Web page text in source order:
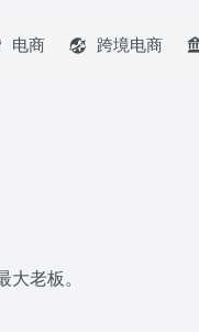
电商 跨境电商
老板。